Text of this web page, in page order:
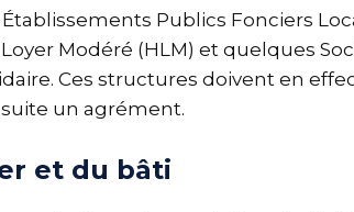
Publics Fonciers
Modéré (HLM) et quelques
Ces structures doivent en
un agrément.
et du bâti